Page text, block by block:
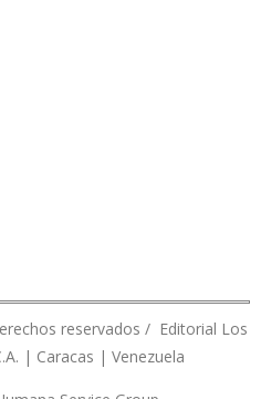
reservados / Editorial Los
| Caracas | Venezuela